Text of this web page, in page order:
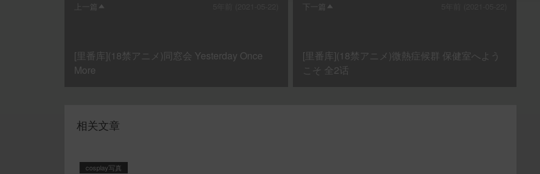
上一篇
[里番库](18禁アニメ)同窓会 Yesterday Once
More
下一篇
[里番库](18禁アニメ)微熱症候群 保健室へよう
こそ 全2话
相关文章
cosplay写真